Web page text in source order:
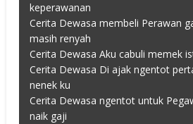
keperawanan
Cerita Dewasa membeli Perawan
masih renyah
Cerita Dewasa Aku cabuli memek
Cerita Dewasa Di ajak ngentot
nenek ku
Cerita Dewasa ngentot untuk
naik gaji